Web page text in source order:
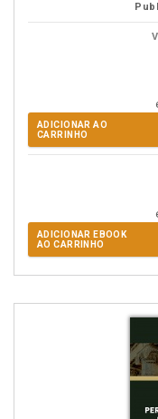
ADICIONAR AO
CARRINHO
ADICIONAR EBOOK
AO CARRINHO